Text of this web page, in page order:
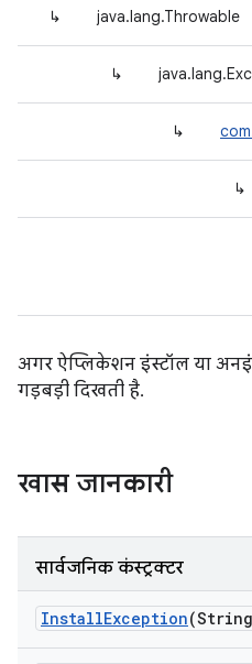
↳ java.lang.Throwable
↳
↳
↳
अगर ऐप्लिकेशन इंस्टॉल या
गड़बड़ी दिखती है.
खास जानकारी
सार्वजनिक कंस्ट्रक्टर
InstallException(String